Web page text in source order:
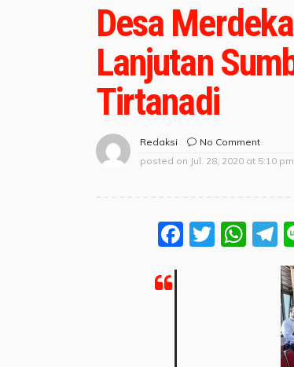
Desa
Lanjutan
Tirtanadi
Redaksi
No Comment
posted on Jul. 28, 2020 at 5:10 pm